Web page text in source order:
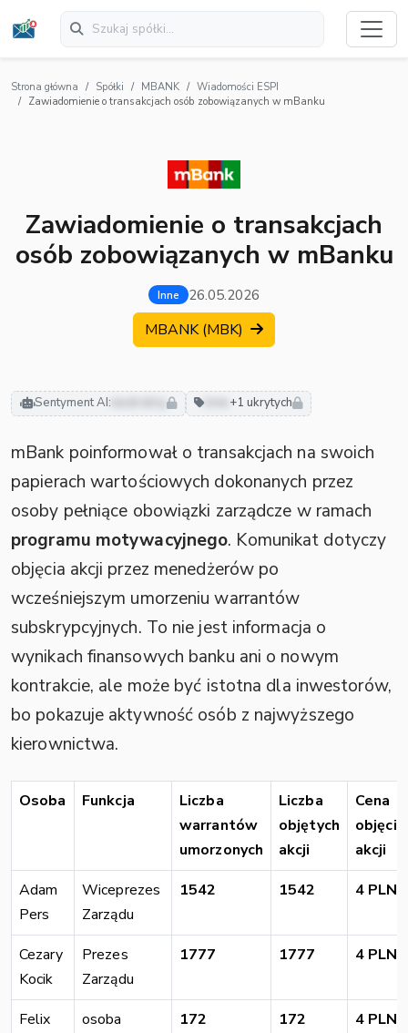
Strona główna Spółki MBANK
Wiadomości ESPI
Zawiadomienie o transakcjach osób zobowiązanych w mBanku
Zawiadomienie o transakcjach
osób zobowiązanych w mBanku
Inne 26.05.2026
MBANK (MBK)
Sentyment AI: neutralny +1 ukrytych
mBank poinformował o transakcjach na swoich
papierach wartościowych dokonanych przez
osoby pełniące obowiązki zarządcze w ramach
programu motywacyjnego. Komunikat dotyczy
objęcia akcji przez menedżerów po
wcześniejszym umorzeniu warrantów
subskrypcyjnych. To nie jest informacja o
wynikach finansowych banku ani o nowym
kontrakcie, ale może być istotna dla inwestorów,
bo pokazuje aktywność osób z najwyższego
kierownictwa.
Osoba Funkcja
Liczba
warrantów
umorzonych
Liczba
objętych
akcji
Cena
objęcia
akcji
Adam
Pers
Wiceprezes
Zarządu
1542 1542 4 PLN
Cezary
Kocik
Prezes
Zarządu
1777 1777 4 PLN
Felix
osoba
172 172 4 PLN